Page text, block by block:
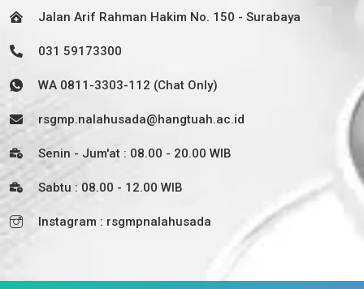
Jalan Arif Rahman Hakim No. 150 - Surabaya
031 59173300
WA 0811-3303-112 (Chat Only)
rsgmp.nalahusada@hangtuah.ac.id
Senin - Jum'at : 08.00 - 20.00 WIB
Sabtu : 08.00 - 12.00 WIB
Instagram : rsgmpnalahusada